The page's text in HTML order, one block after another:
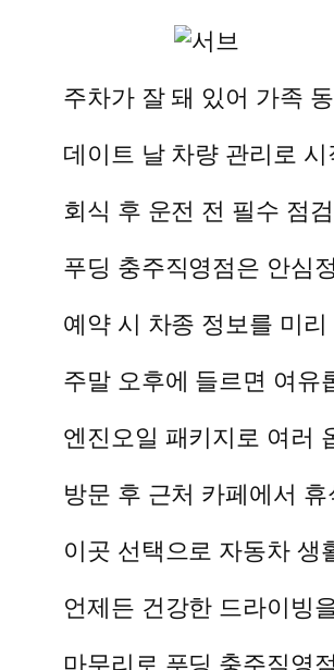
주차가 잘 돼 있어 가족
데이트 날 차량 관리로
회식 후 운전 전 필수 점
푸딩 충주직영점은 안심
예약 시 차종 정보를 미
주말 오후에 들르면 여유
엔진오일 패키지로 여러
방문 후 근처 카페에서
이곳 선택으로 자동차 생
언제든 건강한 드라이빙
마무리로 푸딩 충주직영